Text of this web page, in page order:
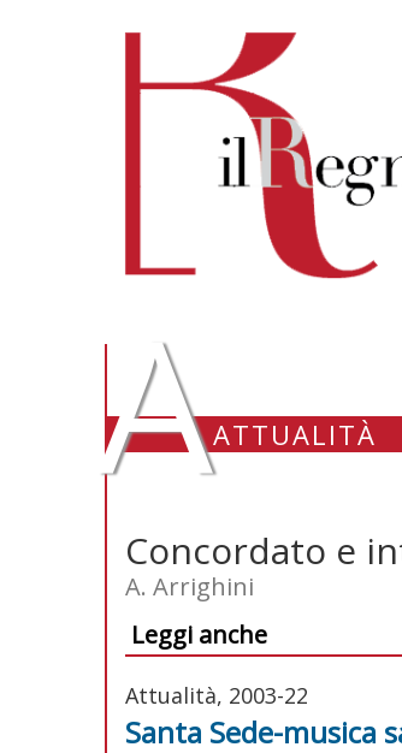
AATTUALITÀ
Concordato e
A. Arrighini
Leggi anche
Attualità, 2003-22
Santa Sede-musica